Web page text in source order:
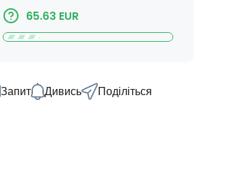
65.63 EUR
Запит Дивись Поділіться